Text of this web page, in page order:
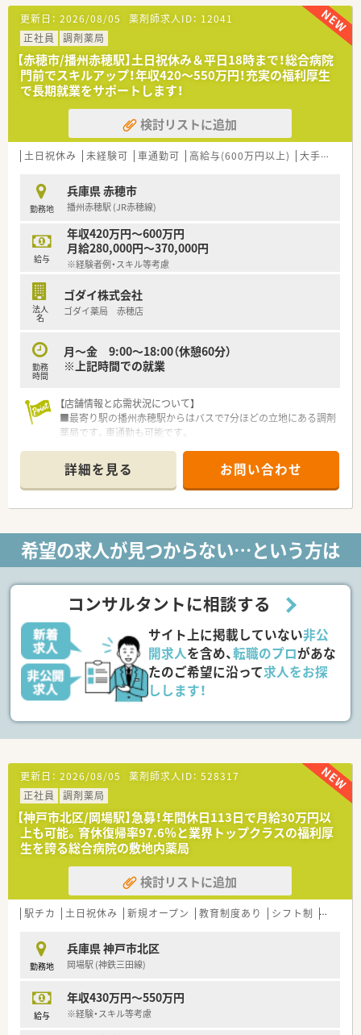
≪職場環境について≫
■ヘルシー&ビューティ事業にも力を入れており、化粧品や健康
食品の自社開発をしています。店舗にて患者様の要望に合わせ
て販売を行えるので商品販売の部分からも患者様と携わること
ができます。
■全店コンシェルジュを配置し、顧客サービスの徹底しておりま
す
■店舗内はそれほど広くはありませんが、整理整頓されており清
潔感のある環境です。
■駅から近く車通りのある道ですので、夜道も安心です。
【法人特徴について】
■兵庫県の姫路市や加古川市を中心に、大阪府内にも合計18店
舗以上を展開しています。
■「本物の医療を提供できる薬局」を目指し、薬剤師が主体的に
活躍できる環境整備に注力しています。
■高機能薬局や在宅医療専門店など、地域のニーズに合わせた多
様な店舗形態が特徴です。
【求人情報について】
■総合病院門前の調剤薬局にて、正社員の勤務薬剤師としてご活
躍いただきます。
相談が可能です。
■上限30,000円の住宅手当や家族手当、退職金制度など福利厚
生も充実しています。
【勤務実態について】
■平日の勤務時間は9時から17時30分までで、終業時間が早い点
が魅力です。 ■完全週休2日制で、土日祝休みが基本となり、プ
■年間休日は125日の実績があり、夏季休暇3日、年末年始休暇5
日もしっかり取得できます。
更新日： 2026/08/05 薬剤師求人ID： 12041
正社員
調剤薬局
【赤穂市/播州赤穂駅】土日祝休み＆平日18時まで！総合病院
門前でスキルアップ！年収420～550万円！充実の福利厚生
で長期就業をサポートします！
検討リストに追加
土日祝休み 未経験可 車通勤可 高給与(600万円以上) 大手チェーン以外
勤務地
兵庫県 赤穂市
播州赤穂駅 (JR赤穂線)
給与
年収420万円～600万円
月給280,000円～370,000円
※経験者例・スキル等考慮
法人
名
ゴダイ株式会社
ゴダイ薬局 赤穂店
勤務
時間
月～金 9:00～18:00（休憩60分）
※上記時間での就業
【店舗情報と応需状況について】
■最寄り駅の播州赤穂駅からはバスで7分ほどの立地にある調剤
薬局です。車通勤も可能です。
100枚応需しています。
■処方箋枚数に対して常時4～5名の薬剤師体制で、落ち着いて
業務にあたれます。
■創業90周年を迎えた伝統ある企業で、兵庫県を中心に130店舗
近くを展開しています。
■調剤薬局のほかドラッグストア、デイサービス、居宅介護支援
【職場環境と雰囲気】
■薬剤師1人1台にiPadが貸与され、電子薬歴も全店統一のシス
テムで業務効率化が進んでいます。 ■若手社員が活躍できるフ
ィールドがあり、新卒3年目で薬局長に抜擢される事例もありま
す。
■産休・育休の復帰実績が毎年10名程度あり、女性が長期的に働
【こんな方にオススメ】
を高めたい方におすすめです。
■平日18時まで、土日祝休みというメリハリのある働き方を希
望される方に最適です。
■iPad（グーコ）のフリック入力など、新しいシステムや機械化に
抵抗がない方に向いています。
詳細を見る お問い合わせ
希望の求人が見つからない…という方は
コンサルタントに相談する
サイト上に掲載していない非公
開求人を含め、転職のプロがあな
たのご希望に沿って求人をお探
しします！
更新日： 2026/08/05 薬剤師求人ID： 528317
正社員
調剤薬局
【神戸市北区/岡場駅】急募！年間休日113日で月給30万円以
上も可能。育休復帰率97.6％と業界トップクラスの福利厚
生を誇る総合病院の敷地内薬局
検討リストに追加
駅チカ 土日祝休み 新規オープン 教育制度あり シフト制 かかり
勤務地
兵庫県 神戸市北区
岡場駅 (神鉄三田線)
給与
年収430万円～550万円
※経験・スキル等考慮